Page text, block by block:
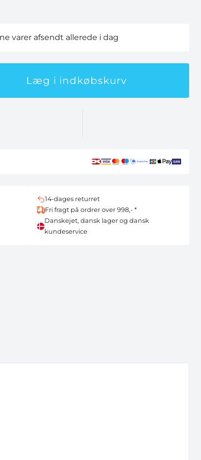
varer afsendt allerede i dag
Læg i indkøbskurv
14-dages returret
Fri fragt på ordrer over 998,- *
Danskejet, dansk lager og dansk
kundeservice